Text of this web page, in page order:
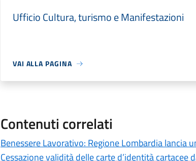
Ufficio Cultura, turismo e Manifestazioni
VAI ALLA PAGINA
Contenuti correlati
Benessere Lavorativo: Regione Lombardia lancia
Cessazione validità delle carte d’identità cartacee